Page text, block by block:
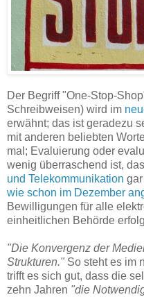
Der Begriff "One-Stop-
Schreibweisen) wird im
erwähnt; das ist geradezu
mit anderen beliebten
mal; Evaluierung oder
wenig überraschend ist,
und Telekommunikation
wie schon im Dezember
Bewilligungen für alle
einheitlichen Behörde
"Die Konvergenz der
Strukturen." So steht es im
trifft es sich gut, dass die
zehn Jahren "die